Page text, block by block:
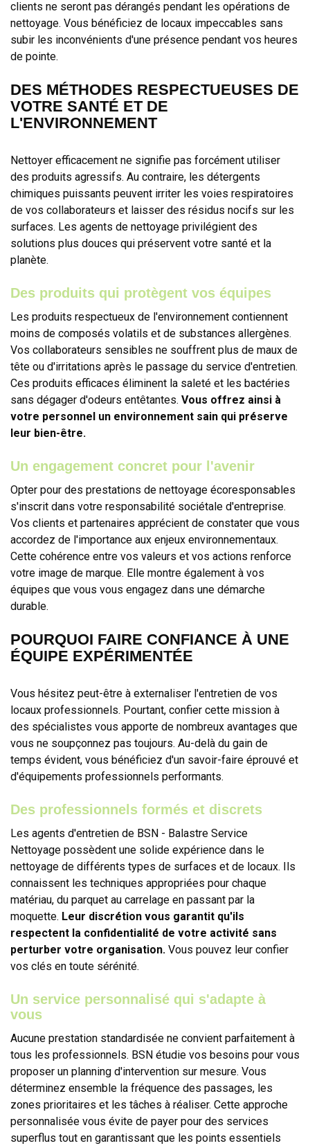
clients ne seront pas dérangés pendant les opérations de
nettoyage. Vous bénéficiez de locaux impeccables sans
subir les inconvénients d'une présence pendant vos heures
de pointe.
DES MÉTHODES RESPECTUEUSES DE
VOTRE SANTÉ ET DE
L'ENVIRONNEMENT
Nettoyer efficacement ne signifie pas forcément utiliser
des produits agressifs. Au contraire, les détergents
chimiques puissants peuvent irriter les voies respiratoires
de vos collaborateurs et laisser des résidus nocifs sur les
surfaces. Les agents de nettoyage privilégient des
solutions plus douces qui préservent votre santé et la
planète.
Des produits qui protègent vos équipes
Les produits respectueux de l'environnement contiennent
moins de composés volatils et de substances allergènes.
Vos collaborateurs sensibles ne souffrent plus de maux de
tête ou d'irritations après le passage du service d'entretien.
Ces produits efficaces éliminent la saleté et les bactéries
sans dégager d'odeurs entêtantes. Vous offrez ainsi à
votre personnel un environnement sain qui préserve
leur bien-être.
Un engagement concret pour l'avenir
Opter pour des prestations de nettoyage écoresponsables
s'inscrit dans votre responsabilité sociétale d'entreprise.
Vos clients et partenaires apprécient de constater que vous
accordez de l'importance aux enjeux environnementaux.
Cette cohérence entre vos valeurs et vos actions renforce
votre image de marque. Elle montre également à vos
équipes que vous vous engagez dans une démarche
durable.
POURQUOI FAIRE CONFIANCE À UNE
ÉQUIPE EXPÉRIMENTÉE
Vous hésitez peut-être à externaliser l'entretien de vos
locaux professionnels. Pourtant, confier cette mission à
des spécialistes vous apporte de nombreux avantages que
vous ne soupçonnez pas toujours. Au-delà du gain de
temps évident, vous bénéficiez d'un savoir-faire éprouvé et
d'équipements professionnels performants.
Des professionnels formés et discrets
Les agents d'entretien de BSN - Balastre Service
Nettoyage possèdent une solide expérience dans le
nettoyage de différents types de surfaces et de locaux. Ils
connaissent les techniques appropriées pour chaque
matériau, du parquet au carrelage en passant par la
moquette. Leur discrétion vous garantit qu'ils
respectent la confidentialité de votre activité sans
perturber votre organisation. Vous pouvez leur confier
vos clés en toute sérénité.
Un service personnalisé qui s'adapte à
vous
Aucune prestation standardisée ne convient parfaitement à
tous les professionnels. BSN étudie vos besoins pour vous
proposer un planning d'intervention sur mesure. Vous
déterminez ensemble la fréquence des passages, les
zones prioritaires et les tâches à réaliser. Cette approche
personnalisée vous évite de payer pour des services
superflus tout en garantissant que les points essentiels